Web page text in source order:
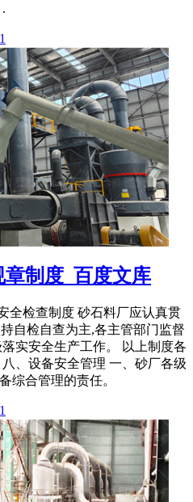
制度_百度文库
全检查制度 砂石料厂应认真贯
自检自查为主,各主管部门监督
实安全生产工作。 以上制度各
、设备安全管理 一、砂厂各级
综合管理的责任。